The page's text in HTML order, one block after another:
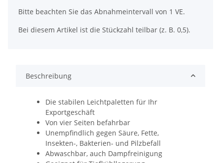
Bitte beachten Sie das Abnahmeintervall von 1 VE.
Bei diesem Artikel ist die Stückzahl teilbar (z. B. 0,5).
Beschreibung
Die stabilen Leichtpaletten für Ihr
Exportgeschäft
Von vier Seiten befahrbar
Unempfindlich gegen Säure, Fette,
Insekten-, Bakterien- und Pilzbefall
Abwaschbar, auch Dampfreinigung